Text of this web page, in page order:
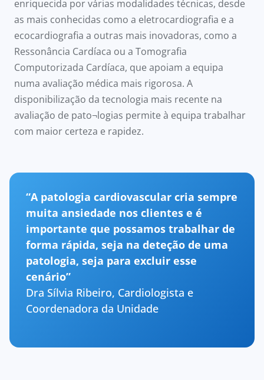
enriquecida por várias modalidades técnicas, desde
as mais conhecidas como a eletrocardiografia e a
ecocardiografia a outras mais inovadoras, como a
Ressonância Cardíaca ou a Tomografia
Computorizada Cardíaca, que apoiam a equipa
numa avaliação médica mais rigorosa. A
disponibilização da tecnologia mais recente na
avaliação de pato¬logias permite à equipa trabalhar
com maior certeza e rapidez.
“A patologia cardiovascular cria sempre
muita ansiedade nos clientes e é
importante que possamos trabalhar de
forma rápida, seja na deteção de uma
patologia, seja para excluir esse
cenário”
Dra Sílvia Ribeiro, Cardiologista e
Coordenadora da Unidade